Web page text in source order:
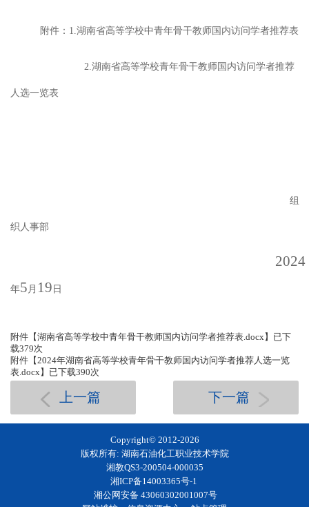
附件： 1.湖南省高等学校中青年骨干教师国内访问学者推荐表
2.湖南省高等学校青年骨干教师国内访问学者推荐
人选一览表
组
织人事部
2024
年5 月 19 日
附件【湖南省高等学校中青年骨干教师国内访问学者推荐表.docx】已下
载379次
附件【2024年湖南省高等学校青年骨干教师国内访问学者推荐人选一览
表.docx】已下载390次
上一篇 下一篇
Copyright© 2012-2026
版权所有: 湖南石油化工职业技术学院
湘教QS3-200504-000035
湘ICP备14003365号-1
湘公网安备 43060302001007号